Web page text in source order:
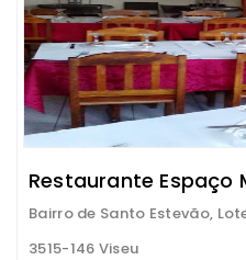
Restaurante Espaço
Bairro de Santo Estevão,
3515-146 Viseu